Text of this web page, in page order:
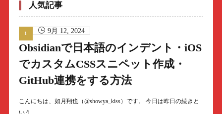
人気記事
9月 12, 2024
Obsidianで日本語のインデント・iOS
でカスタムCSSスニペット作成・
GitHub連携をする方法
こんにちは、如月翔也（@showya_kiss）です。 今日は昨日の続きと
いう……